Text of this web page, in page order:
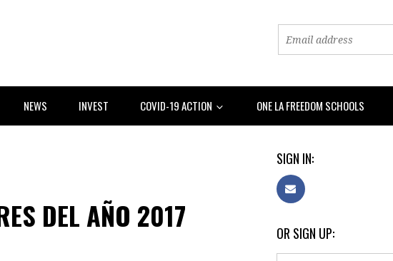
NEWS INVEST COVID-19 ACTION ONE LA FREEDOM SCHOOLS
DEL AÑO 2017
SIGN IN:
OR SIGN UP: